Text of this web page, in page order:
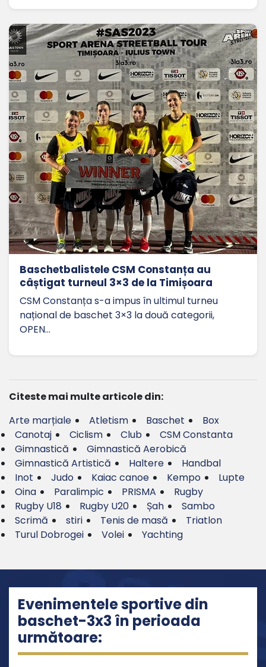
Baschetbalistele CSM Constanța au
câștigat turneul 3×3 de la Timișoara
CSM Constanța s-a impus în ultimul turneu
național de baschet 3×3 la două categorii,
OPEN…
Citeste mai multe articole din:
Arte marțiale
Atletism Baschet
Box
Canotaj
Ciclism Club
CSM Constanta
Gimnastică
Gimnastică Aerobică
Gimnastică Artistică
Haltere
Handbal
Inot
Judo Kaiac canoe Kempo
Lupte
Oina
Paralimpic PRISMA
Rugby
Rugby U18
Rugby U20 Șah
Sambo
Scrimă
stiri Tenis de masă
Triatlon
Turul Dobrogei
Volei Yachting
Evenimentele sportive din
baschet-3x3 în perioada
următoare: